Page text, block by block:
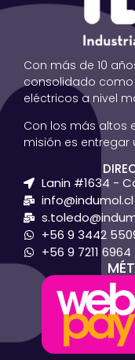
Con más de 10
consolidado
eléctricos a nivel
Con los más altos
misión es entregar
Lanin #1634 -
info@indumol.cl
+56 9 3442
+56 9 7211 6964